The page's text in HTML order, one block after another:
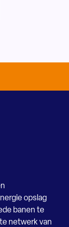
opslag
banen te
netwerk van